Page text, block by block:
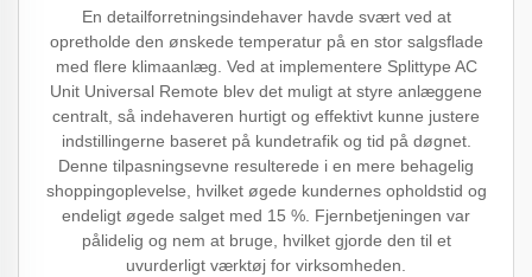
En detailforretningsindehaver havde svært ved at
opretholde den ønskede temperatur på en stor salgsflade
med flere klimaanlæg. Ved at implementere Splittype AC
Unit Universal Remote blev det muligt at styre anlæggene
centralt, så indehaveren hurtigt og effektivt kunne justere
indstillingerne baseret på kundetrafik og tid på døgnet.
Denne tilpasningsevne resulterede i en mere behagelig
shoppingoplevelse, hvilket øgede kundernes opholdstid og
endeligt øgede salget med 15 %. Fjernbetjeningen var
pålidelig og nem at bruge, hvilket gjorde den til et
uvurderligt værktøj for virksomheden.